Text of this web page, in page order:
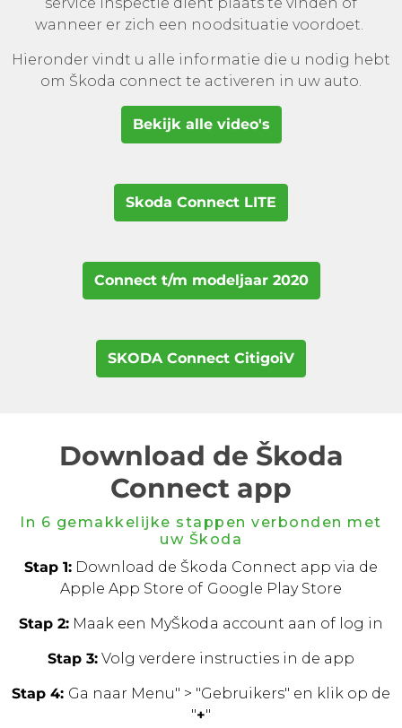
wanneer er zich een noodsituatie voordoet.
Hieronder vindt u alle informatie die u nodig hebt
om Škoda connect te activeren in uw auto.
Bekijk alle video's
Skoda Connect LITE
Connect t/m modeljaar 2020
SKODA Connect CitigoiV
Download de Škoda
Connect app
In 6 gemakkelijke stappen verbonden met
uw Škoda
Stap 1: Download de Škoda Connect app via de
Apple App Store of Google Play Store
Stap 2: Maak een MyŠkoda account aan of log in
Stap 3:Volg verdere instructies in de app
Stap 4: Ga naar Menu" > "Gebruikers" en klik op de
"+"